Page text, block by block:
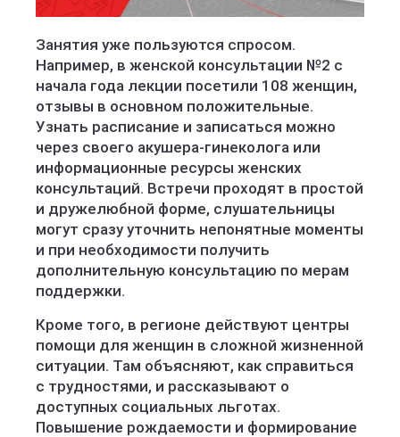
Занятия уже пользуются спросом.
Например, в женской консультации №2 с
начала года лекции посетили 108 женщин,
отзывы в основном положительные.
Узнать расписание и записаться можно
через своего акушера-гинеколога или
информационные ресурсы женских
консультаций. Встречи проходят в простой
и дружелюбной форме, слушательницы
могут сразу уточнить непонятные моменты
и при необходимости получить
дополнительную консультацию по мерам
поддержки.
Кроме того, в регионе действуют центры
помощи для женщин в сложной жизненной
ситуации. Там объясняют, как справиться
с трудностями, и рассказывают о
доступных социальных льготах.
Повышение рождаемости и формирование